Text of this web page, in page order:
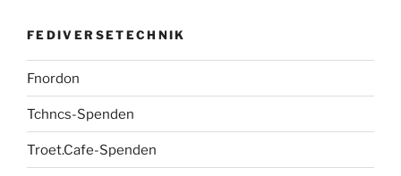
FEDIVERSETECHNIK
Fnordon
Tchncs-Spenden
Troet.Cafe-Spenden